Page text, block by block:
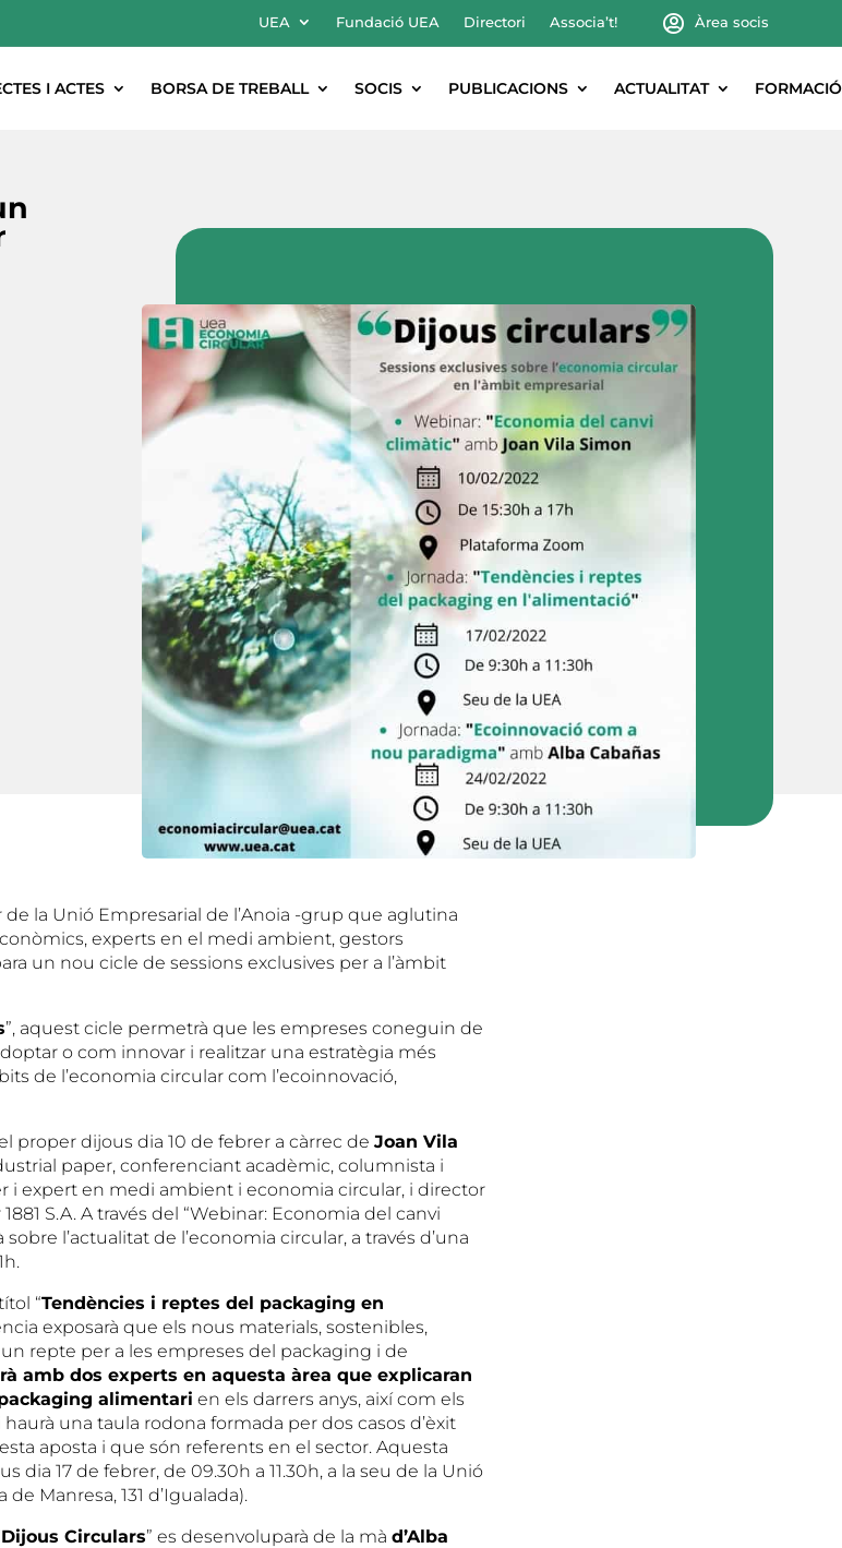
UEA Fundació UEA Directori Associa’t! Àrea socis
I ACTES BORSA DE TREBALL SOCIS PUBLICACIONS ACTUALITAT FORMACIÓ
de la Unió Empresarial de l’Anoia -grup que aglutina
experts en el medi ambient, gestors
un nou cicle de sessions exclusives per a l’àmbit
”, aquest cicle permetrà que les empreses coneguin de
o com innovar i realitzar una estratègia més
de l’economia circular com l’ecoinnovació,
proper dijous dia 10 de febrer a càrrec de Joan Vila
paper, conferenciant acadèmic, columnista i
i expert en medi ambient i economia circular, i director
S.A. A través del “Webinar: Economia del canvi
l’actualitat de l’economia circular, a través d’una
“Tendències i reptes del packaging en
exposarà que els nous materials, sostenibles,
repte per a les empreses del packaging i de
amb dos experts en aquesta àrea que explicaran
alimentari en els darrers anys, així com els
una taula rodona formada per dos casos d’èxit
aposta i que són referents en el sector. Aquesta
dia 17 de febrer, de 09.30h a 11.30h, a la seu de la Unió
Manresa, 131 d’Igualada).
Dijous Circulars” es desenvoluparà de la mà d’Alba